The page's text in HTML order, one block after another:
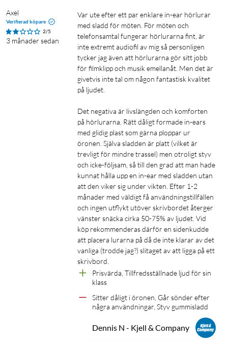
Axel
Verifierad köpare
2/5
3 månader sedan
Var ute efter ett par enklare in-ear hörlurar
med sladd för möten. För möten och
telefonsamtal fungerar hörlurarna fint, är
inte extremt audiofil av mig så personligen
tycker jag även att hörlurarna gör sitt jobb
för filmklipp och musik emellanåt. Men det är
givetvis inte tal om någon fantastisk kvalitet
på ljudet.
Det negativa är livslängden och komforten
på hörlurarna. Rätt dåligt formade in-ears
med glidig plast som gärna ploppar ur
öronen. Själva sladden är platt (vilket är
trevligt för mindre trassel) men otroligt styv
och icke-följsam, så till den grad att man hade
kunnat hålla upp en in-ear med sladden utan
att den viker sig under vikten. Efter 1-2
månader med väldigt få användningstillfällen
och ingen utflykt utöver skrivbordet återger
vänster snäcka cirka 50-75% av ljudet. Vid
köp rekommenderas därför en sidenkudde
att placera lurarna på då de inte klarar av det
vanliga (trodde jag?) slitaget av att ligga på ett
skrivbord.
Prisvärda, Tillfredsställnade ljud för sin
klass
Sitter dåligt i öronen, Går sönder efter
några användningar, Styv gummisladd
Dennis N - Kjell & Company